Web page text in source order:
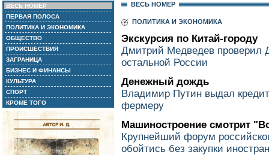
ВЕСЬ НОМЕР
ПЕРВАЯ ПОЛОСА
ПОЛИТИКА И ЭКОНОМИКА
ОБЩЕСТВО
ПРОИСШЕСТВИЯ
ЗАГРАНИЦА
БИЗНЕС И ФИНАНСЫ
КУЛЬТУРА
СПОРТ
КРОМЕ ТОГО
ВЕСЬ НОМЕР
ПОЛИТИКА И ЭКОНОМИКА
Экскурсия по Китай-городу
Дмитрий Медведев проверил
остальной России
Денежный дождь
Владимир Путин выдал
фермеру
Машиностроение смотрит
Крупнейший форум
обойтись без закупки